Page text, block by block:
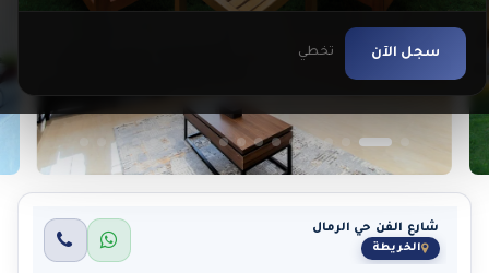
تخطي سجل الآن
شارع الفن حي الرمال
الخريطة